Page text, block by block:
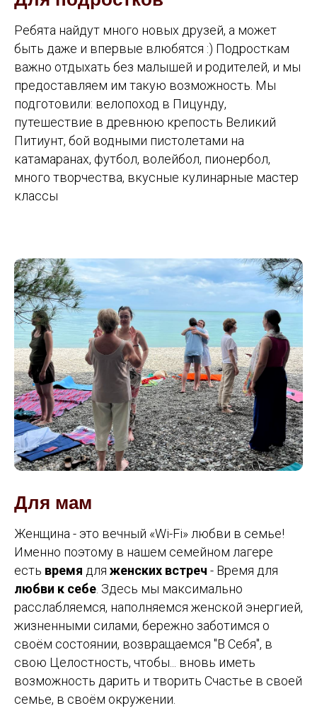
Ребята найдут много новых друзей, а может
быть даже и впервые влюбятся :) Подросткам
важно отдыхать без малышей и родителей, и мы
предоставляем им такую возможность. Мы
подготовили: велопоход в Пицунду,
путешествие в древнюю крепость Великий
Питиунт, бой водными пистолетами на
катамаранах, футбол, волейбол, пионербол,
много творчества, вкусные кулинарные мастер
классы
Для мам
Женщина - это вечный «Wi-Fi» любви в семье!
Именно поэтому в нашем семейном лагере
есть время для женских встреч - Время для
любви к себе . Здесь мы максимально
расслабляемся, наполняемся женской энергией,
жизненными силами, бережно заботимся о
своём состоянии, возвращаемся "В Себя", в
свою Целостность, чтобы... вновь иметь
возможность дарить и творить Счастье в своей
семье, в своём окружении.